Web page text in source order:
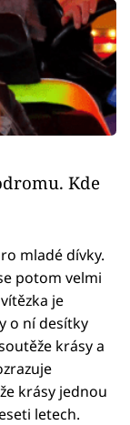
Kde
mladé dívky.
potom velmi
je
o ní desítky
krásy a
krásy jednou
letech.